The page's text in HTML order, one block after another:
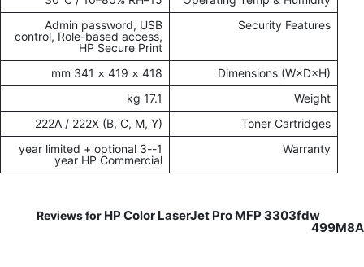
Security Features
Admin password, USB
control, Role-based access,
HP Secure Print
Dimensions (W×D×H)
418 × 419 × 341 mm
Weight
17.1 kg
Toner Cartridges
222A / 222X (B, C, M, Y)
Warranty
1-year limited + optional 3-
year HP Commercial
HP Color LaserJet Pro MFP 3303fdw